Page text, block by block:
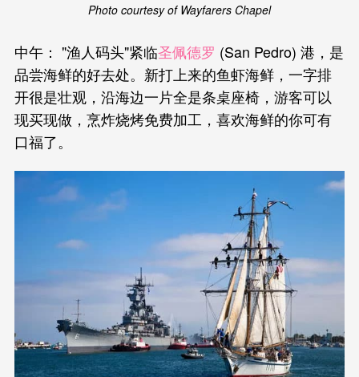
Photo courtesy of Wayfarers Chapel
中午： "渔人码头"紧临圣佩德罗 (San Pedro) 港，是
品尝海鲜的好去处。新打上来的鱼虾海鲜，一字排
开很是壮观，沿海边一片全是条桌座椅，游客可以
现买现做，烹炸烧烤免费加工，喜欢海鲜的你可有
口福了。